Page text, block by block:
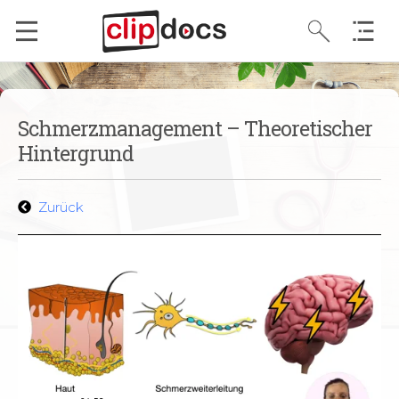
Schmerzmanagement – Theoretischer
Hintergrund
Zurück
Pflegestandards in der Anwendung 1:22
Pflegestandards – Aufbau